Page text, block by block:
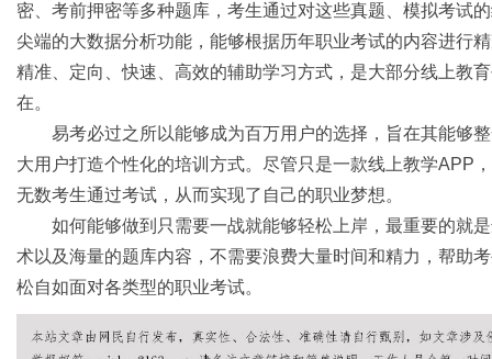
密、考前押密等多种题库，考生通过对这些真题、模拟考试
尖端的大数据分析功能，能够根据历年职业考试的内容进行
精准、定向、快速、高效的辅助学习方式，是大部分线上教
在。
易考必过之所以能够成为百万用户的选择，旨在其能够
大用户打造个性化的培训方式。尽管只是一款线上教学APP
无数考生通过考试，从而实现了自己的职业梦想。
如何能够做到只需要一战就能够轻松上岸，最重要的就
术以及海量的题库内容，不需要浪费大量时间和精力，帮助
松自如面对各类型的职业考试。